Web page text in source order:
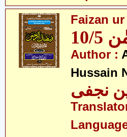
Faizan
5
Author :
Hussain
نجفی